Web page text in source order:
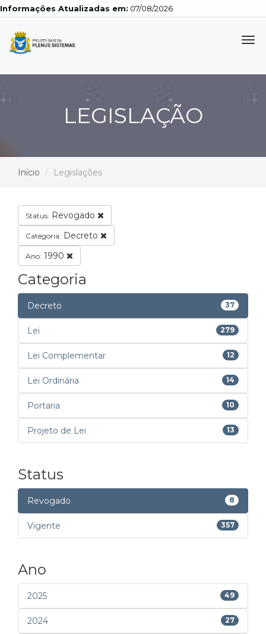
Atualizadas em: 07/08/2026
LEGISLAÇÃO
Início Legislações
Status: Revogado
Categoria: Decreto
Ano: 1990
Categoria
Decreto 37
Lei 279
Lei Complementar 12
Lei Ordinária 14
Portaria 10
Projeto de Lei 13
Status
Revogado 8
Vigente 357
Ano
2025 49
2024 27